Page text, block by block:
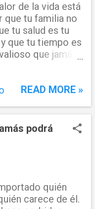
de la vida está
que tu familia no
tu salud es tu
que tu tiempo es
que jamás
plena. Juan
READ MORE »
podrá
quién
carece de él.